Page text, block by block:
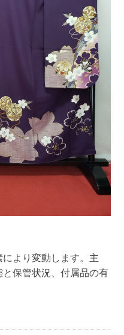
より変動します。主
保管状況、付属品の有